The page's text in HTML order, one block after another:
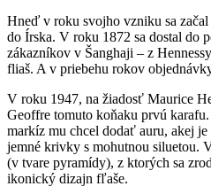
Hneď v roku svojho vzniku sa
do Írska. V roku 1872 sa dostal do
zákazníkov v Šanghaji – z
fliaš. A v priebehu rokov
V roku 1947, na žiadosť Maurice
Geoffre tomuto koňaku prvú
markíz mu chcel dodať auru, akej
jemné krivky s mohutnou siluetou.
(v tvare pyramídy), z ktorých sa
ikonický dizajn fľaše.